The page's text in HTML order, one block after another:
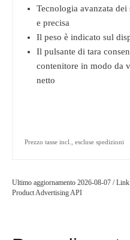
Tecnologia avanzata
e precisa
Il peso è indicato sul
Il pulsante di tara
contenitore in modo da
netto
Prezzo tasse incl., escluse spedizioni
Ultimo aggiornamento 2026-08-07 /
Product Advertising API